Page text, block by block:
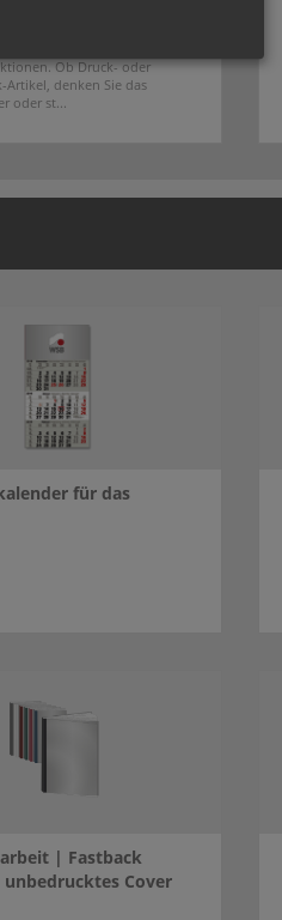
Ob Druck- oder
Artikel, denken Sie das
oder st...
für das
| Fastback
Cover